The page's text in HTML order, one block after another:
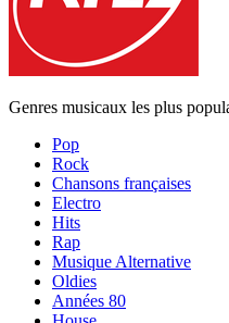
Genres musicaux les plus
Pop
Rock
Chansons françaises
Electro
Hits
Rap
Musique Alternative
Oldies
Années 80